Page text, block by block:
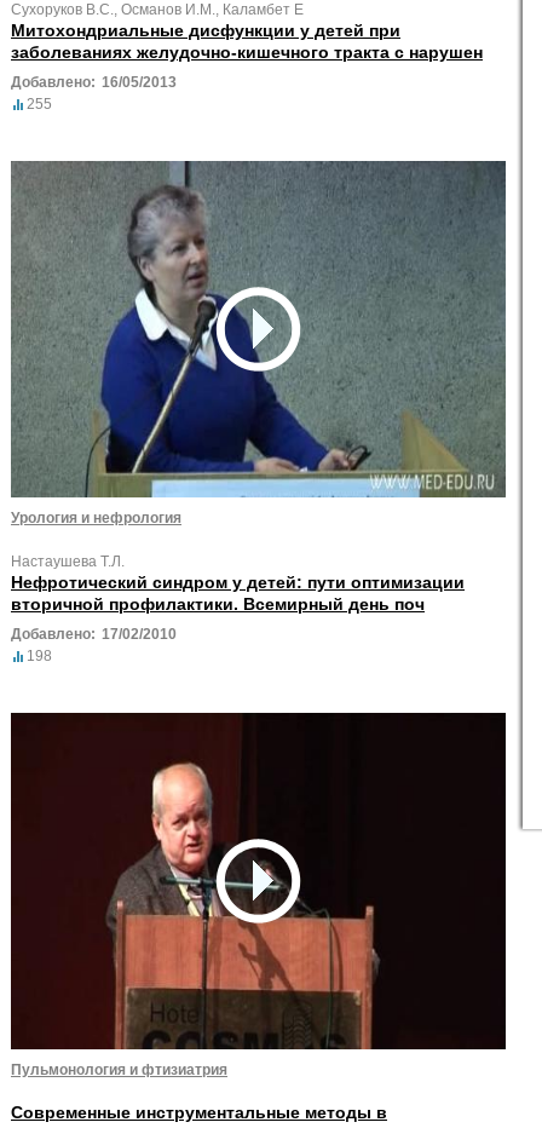
Сухоруков В.С., Османов И.М., Каламбет Е
Митохондриальные дисфункции у детей при
заболеваниях желудочно-кишечного тракта с нарушен
Добавлено: 16/05/2013
255
Урология и нефрология
Настаушева Т.Л.
Нефротический синдром у детей: пути оптимизации
вторичной профилактики. Всемирный день поч
Добавлено: 17/02/2010
198
Пульмонология и фтизиатрия
Современные инструментальные методы в